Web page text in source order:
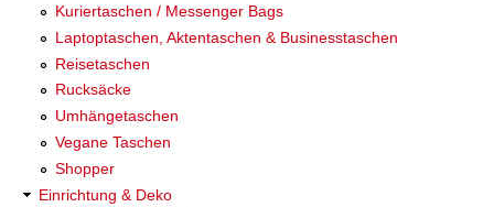
Kuriertaschen / Messenger Bags
Laptoptaschen, Aktentaschen & Businesstaschen
Reisetaschen
Rucksäcke
Umhängetaschen
Vegane Taschen
Shopper
Einrichtung & Deko